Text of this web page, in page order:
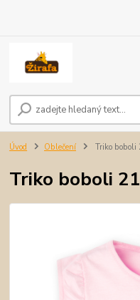
Úvod Oblečení Triko
Triko boboli